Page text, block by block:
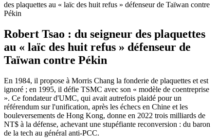
des plaquettes au « laïc des huit refus » défenseur de Taïwan contre
Pékin
Robert Tsao : du seigneur des plaquettes
au « laïc des huit refus » défenseur de
Taïwan contre Pékin
En 1984, il propose à Morris Chang la fonderie de plaquettes et est
ignoré ; en 1995, il défie TSMC avec son « modèle de coentreprise
». Ce fondateur d'UMC, qui avait autrefois plaidé pour un
référendum sur l'unification, après les échecs en Chine et les
bouleversements de Hong Kong, donne en 2022 trois milliards de
NT$ à la défense, achevant une stupéfiante reconversion : du baron
de la tech au général anti-PCC.